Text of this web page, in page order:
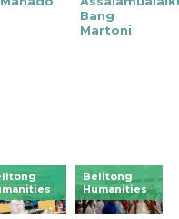
Bang
Martoni
Belitong
Humanities